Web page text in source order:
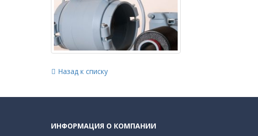
Назад к списку
ИНФОРМАЦИЯ О КОМПАНИИ